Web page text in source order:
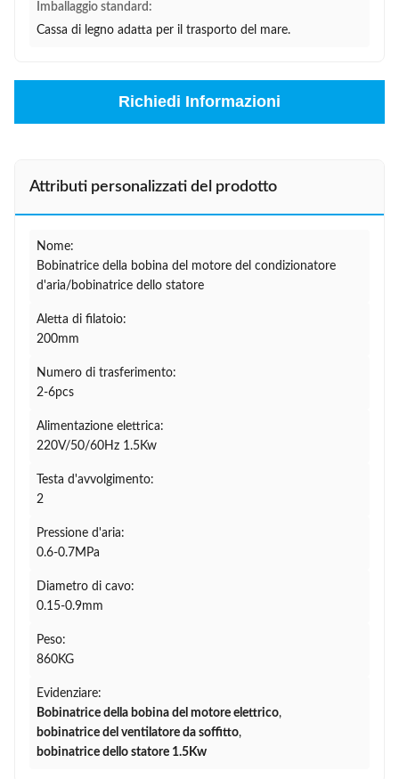
Imballaggio standard:
Cassa di legno adatta per il trasporto del mare.
Richiedi Informazioni
Attributi personalizzati del prodotto
Nome:
Bobinatrice della bobina del motore del condizionatore
d'aria/bobinatrice dello statore
Aletta di filatoio:
200mm
Numero di trasferimento:
2-6pcs
Alimentazione elettrica:
220V/50/60Hz 1.5Kw
Testa d'avvolgimento:
2
Pressione d'aria:
0.6-0.7MPa
Diametro di cavo:
0.15-0.9mm
Peso:
860KG
Evidenziare:
Bobinatrice della bobina del motore elettrico,
bobinatrice del ventilatore da soffitto,
bobinatrice dello statore 1.5Kw